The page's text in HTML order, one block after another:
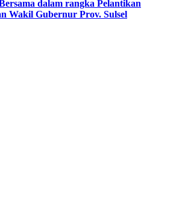
dalam rangka Pelantikan
Wakil Gubernur Prov. Sulsel